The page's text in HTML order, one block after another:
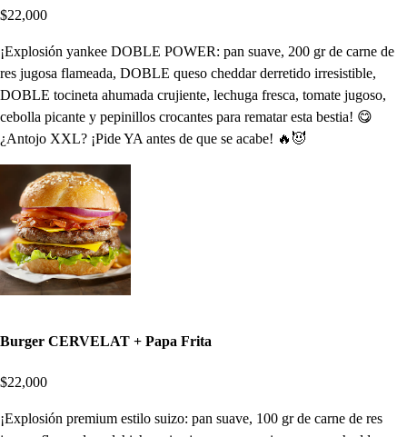
$22,000
¡Explosión yankee DOBLE POWER: pan suave, 200 gr de carne de
res jugosa flameada, DOBLE queso cheddar derretido irresistible,
DOBLE tocineta ahumada crujiente, lechuga fresca, tomate jugoso,
cebolla picante y pepinillos crocantes para rematar esta bestia! 😋
¿Antojo XXL? ¡Pide YA antes de que se acabe! 🔥😈
Burger CERVELAT + Papa Frita
$22,000
¡Explosión premium estilo suizo: pan suave, 100 gr de carne de res